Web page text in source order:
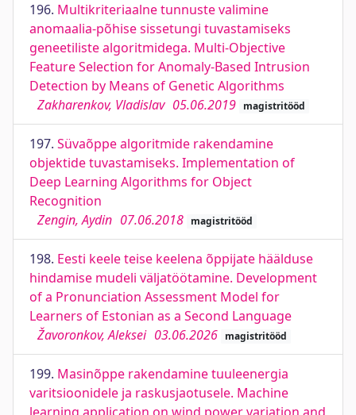
196. Multikriteriaalne tunnuste valimine
anomaalia-põhise sissetungi tuvastamiseks
geneetiliste algoritmidega. Multi-Objective
Feature Selection for Anomaly-Based Intrusion
Detection by Means of Genetic Algorithms
Zakharenkov, Vladislav 05.06.2019 magistritööd
197. Süvaõppe algoritmide rakendamine
objektide tuvastamiseks. Implementation of
Deep Learning Algorithms for Object
Recognition
Zengin, Aydin 07.06.2018 magistritööd
198. Eesti keele teise keelena õppijate häälduse
hindamise mudeli väljatöötamine. Development
of a Pronunciation Assessment Model for
Learners of Estonian as a Second Language
Žavoronkov, Aleksei 03.06.2026 magistritööd
199. Masinõppe rakendamine tuuleenergia
varitsioonidele ja raskusjaotusele. Machine